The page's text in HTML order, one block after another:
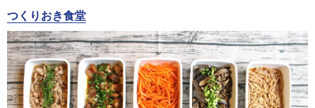
つくりおき食堂